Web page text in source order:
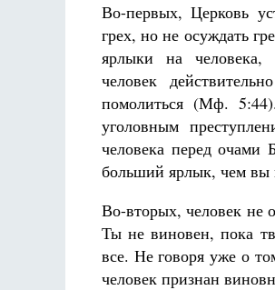
Во-первых, Церковь
грех, но не осуждать
ярлыки на человека,
человек
помолиться (Мф.
уголовным
человека перед
больший ярлык, чем вы
Во-вторых, человек не
Ты не виновен, пока
все. Не говоря уже о
человек признан